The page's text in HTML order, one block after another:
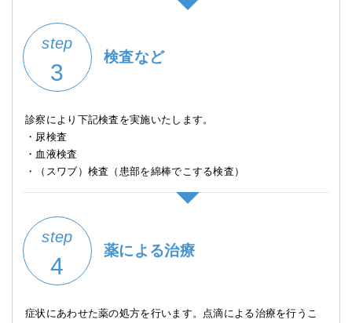
step
3
検査など
診察により下記検査を実施いたします。
・尿検査
・血液検査
・（スワブ）検査（患部を綿棒でこする検査）
step
4
薬による治療
症状にあわせた薬の処方を行います。点滴による治療を行うこ